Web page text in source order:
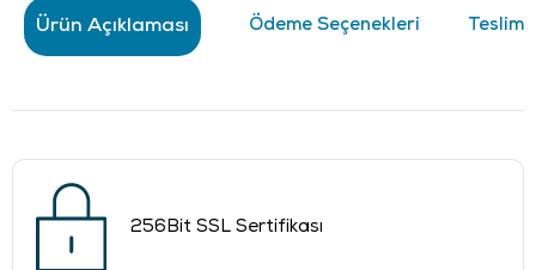
Ürün Açıklaması Ödeme Seçenekleri
256Bit SSL Sertifikası